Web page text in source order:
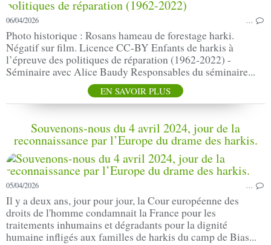
06/04/2026 …
Photo historique : Rosans hameau de forestage harki.
Négatif sur film. Licence CC-BY Enfants de harkis à
l’épreuve des politiques de réparation (1962-2022) -
Séminaire avec Alice Baudy Responsables du séminaire...
EN SAVOIR PLUS
Souvenons-nous du 4 avril 2024, jour de la
reconnaissance par l’Europe du drame des harkis.
05/04/2026 …
Il y a deux ans, jour pour jour, la Cour européenne des
droits de l'homme condamnait la France pour les
traitements inhumains et dégradants pour la dignité
humaine infligés aux familles de harkis du camp de Bias...